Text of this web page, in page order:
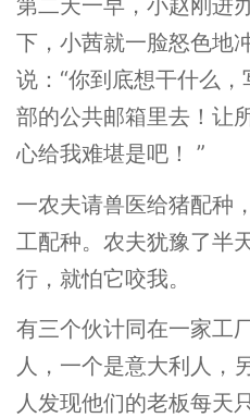
下，小茜就一脸怒色地
说：“你到底想干什么
部的公共邮箱里去！让
心给我难堪是吧！ ”
一农夫请兽医给猪配种
工配种。农夫犹豫了半
行，就怕它咬我。
有三个伙计同在一家工
人，一个是意大利人，
人发现他们的老板每天